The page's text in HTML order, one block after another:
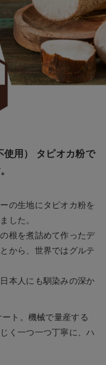
使用） タピオカ粉で
の生地にタピオカ粉を
した。
根を煮詰めて作ったデ
から、世界ではグルテ
本人にも馴染みの深か
ト。機械で量産する
く一つ一つ丁寧に、ハ